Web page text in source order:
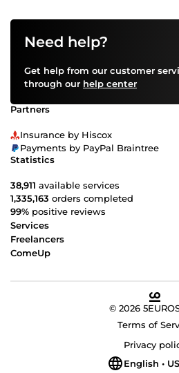
Need help?
Get help from our customer
through our help center
Partners
Insurance by Hiscox
Payments by PayPal Braintree
Statistics
38,911 available services
1,335,163 orders completed
99% positive reviews
Services
Freelancers
ComeUp
© 2026
Terms of
Privacy
English •